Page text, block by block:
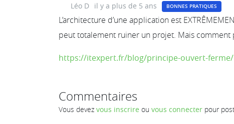
Léo D il y a plus de 5 ans BONNES PRATIQUES
L’architecture d’une application est
peut totalement ruiner un projet. Mais comment
https://itexpert.fr/blog/principe-ouvert-ferme/
Commentaires
Vous devez vous inscrire ou vous connecter pour